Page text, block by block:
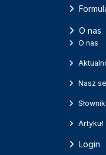
O nas
O nas
Nasz
Słownik
Artykuł
Login